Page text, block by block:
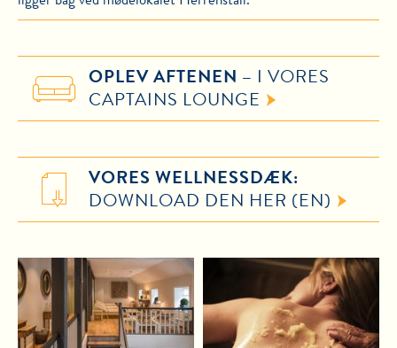
OPLEV AFTENEN – I VORES
CAPTAINS LOUNGE
VORES WELLNESSDÆK:
DOWNLOAD DEN HER (EN)